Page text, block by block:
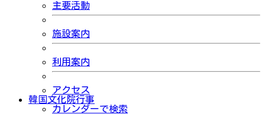
主要活動
施設案内
利用案内
アクセス
韓国文化院行事
カレンダーで検索